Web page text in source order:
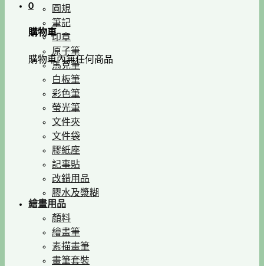
0
購物車
購物車內無任何商品
圓規
筆記
印章
原子筆
馬克筆
白板筆
彩色筆
螢光筆
文件夾
文件袋
膠紙座
記事貼
改錯用品
膠水及漿糊
繪畫用品
顏料
繪畫筆
素描畫筆
畫筆套裝